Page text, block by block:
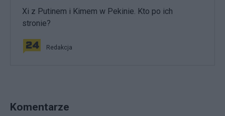
Xi z Putinem i Kimem w Pekinie. Kto po ich
stronie?
Redakcja
Komentarze